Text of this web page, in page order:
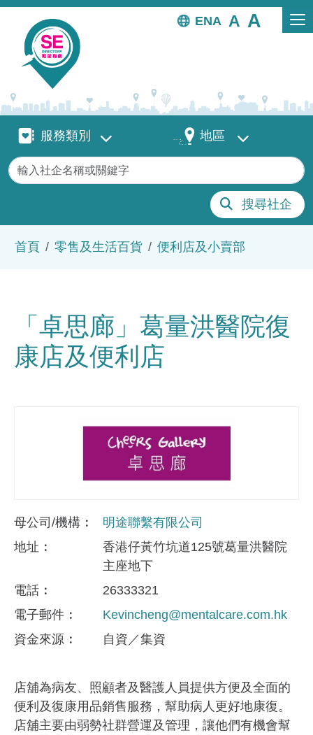
移至主內容
EN
服務類別服務類別 地區 地區
關鍵字
搜尋社企
首頁 零售及生活百貨 便利店及小賣部
「卓思廊」葛量洪醫院復
康店及便利店
母公司/機構
明途聯繫有限公司
地址
香港仔黃竹坑道125號葛量洪醫院
主座地下
電話
26333321
電子郵件
Kevincheng@mentalcare.com.hk
資金來​源
自資／集資
店舖為病友、照顧者及醫護人員提供方便及全面的
便利及復康用品銷售服務，幫助病人更好地康復。
店舖主要由弱勢社群營運及管理，讓他們有機會幫